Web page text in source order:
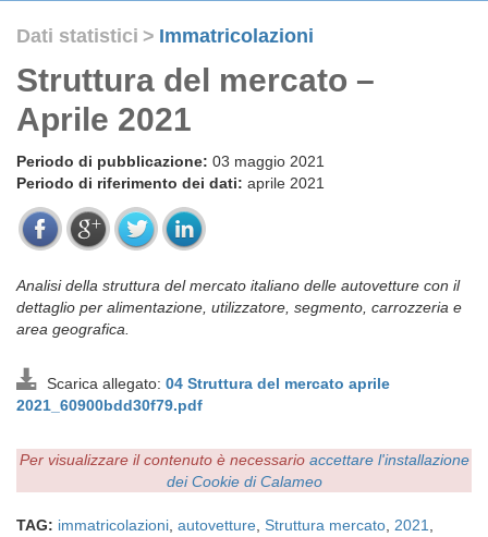
Dati statistici > Immatricolazioni
Struttura del mercato –
Aprile 2021
Periodo di pubblicazione: 03 maggio 2021
Periodo di riferimento dei dati: aprile 2021
Analisi della struttura del mercato italiano delle autovetture con il
dettaglio per alimentazione, utilizzatore, segmento, carrozzeria e
area geografica.
Scarica allegato: 04 Struttura del mercato aprile
2021_60900bdd30f79.pdf
Per visualizzare il contenuto è necessario accettare l'installazione
dei Cookie di Calameo
TAG: immatricolazioni autovetture Struttura mercato 2021